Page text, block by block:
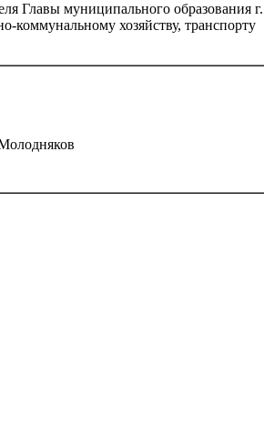
Главы муниципального образования г.
коммунальному хозяйству, транспорту